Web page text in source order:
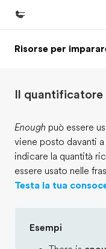
Homepage
Programmi
Uffici
Trova l'ufficio più vicino
Chi siamo
Carriera
Risorse per
Il quantificatore
Enough può essere
viene posto davanti
indicare la quantità
essere usato nelle
Testa la tua
Esempi